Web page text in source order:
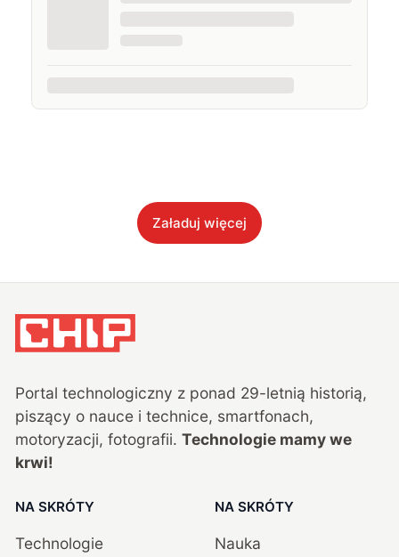
Załaduj więcej
Portal technologiczny z ponad 29-letnią historią,
piszący o nauce i technice, smartfonach,
motoryzacji, fotografii. Technologie mamy we
krwi!
NA SKRÓTY
Technologie
NA SKRÓTY
Nauka